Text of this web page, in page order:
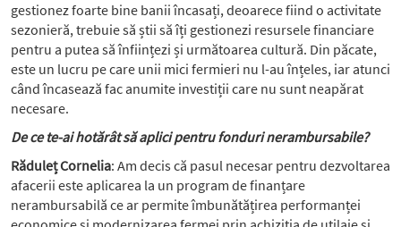
gestionez foarte bine banii încasați, deoarece fiind o activitate
sezonieră, trebuie să știi să îți gestionezi resursele financiare
pentru a putea să înființezi și următoarea cultură. Din păcate,
este un lucru pe care unii mici fermieri nu l-au înțeles, iar atunci
când încasează fac anumite investiții care nu sunt neapărat
necesare.
De ce te-ai hotărât să aplici pentru fonduri nerambursabile?
Răduleț Cornelia: Am decis că pasul necesar pentru dezvoltarea
afacerii este aplicarea la un program de finanțare
nerambursabilă ce ar permite îmbunătățirea performanței